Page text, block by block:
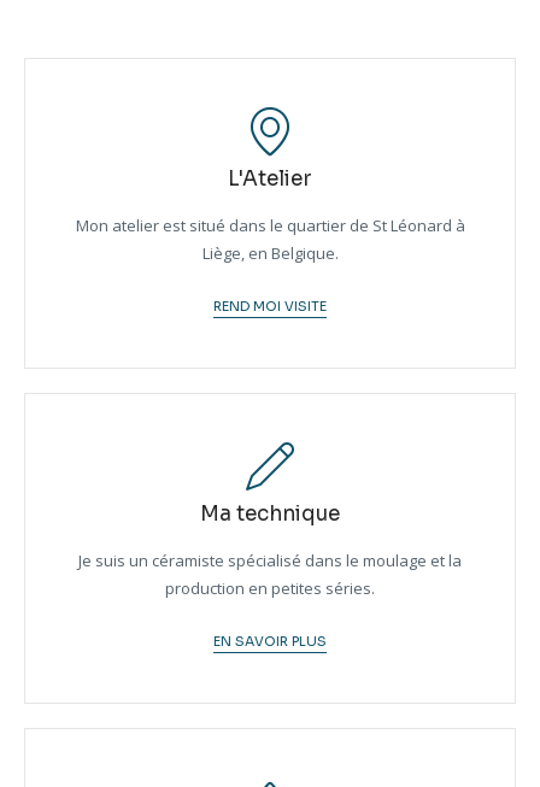
L'Atelier
Mon atelier est situé dans le quartier de St Léonard à
Liège, en Belgique.
REND MOI VISITE
Ma technique
Je suis un céramiste spécialisé dans le moulage et la
production en petites séries.
EN SAVOIR PLUS